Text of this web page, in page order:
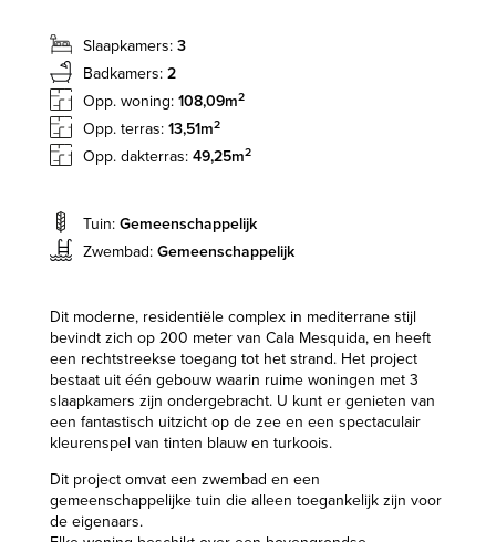
Slaapkamers: 3
Badkamers: 2
Opp. woning: 108,09m2
Opp. terras: 13,51m2
Opp. dakterras: 49,25m2
Tuin: Gemeenschappelijk
Zwembad: Gemeenschappelijk
Dit moderne, residentiële complex in mediterrane stijl
bevindt zich op 200 meter van Cala Mesquida, en heeft
een rechtstreekse toegang tot het strand. Het project
bestaat uit één gebouw waarin ruime woningen met 3
slaapkamers zijn ondergebracht. U kunt er genieten van
een fantastisch uitzicht op de zee en een spectaculair
kleurenspel van tinten blauw en turkoois.
Dit project omvat een zwembad en een
gemeenschappelijke tuin die alleen toegankelijk zijn voor
de eigenaars.